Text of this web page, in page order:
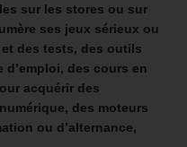
sur les stores ou sur
ses jeux sérieux ou
des tests, des outils
des cours en
acquérir des
des moteurs
ou d’alternance,